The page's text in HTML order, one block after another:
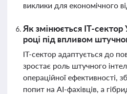
виклики для економічного
Як змінюється IT-сектор
році під впливом
IT-сектор адаптується до
зростає роль штучного
операційної ефективності,
попит на AI-фахівців, а